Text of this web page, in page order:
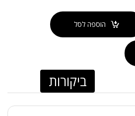
הוספה לסל
ביקורות